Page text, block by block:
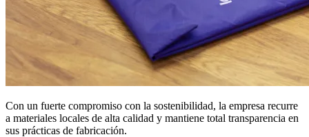
Con un fuerte compromiso con la sostenibilidad, la empresa recurre
a materiales locales de alta calidad y mantiene total transparencia en
sus prácticas de fabricación.